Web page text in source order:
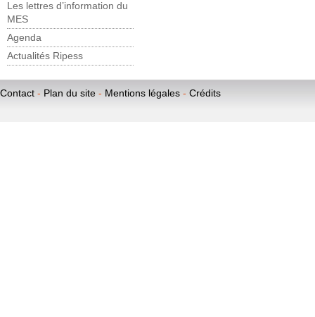
Les lettres d’information du
MES
Agenda
Actualités Ripess
Contact - Plan du site - Mentions légales - Crédits